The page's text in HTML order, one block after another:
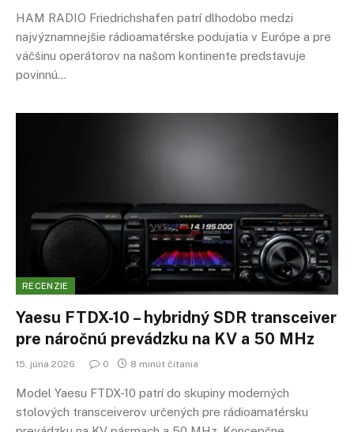
HAM RADIO Friedrichshafen patrí dlhodobo medzi
najvýznamnejšie rádioamatérske podujatia v Európe a pre
väčšinu operátorov na našom kontinente predstavuje
povinnú…
RECENZIE
Yaesu FTDX-10 – hybridný SDR transceiver
pre náročnú prevádzku na KV a 50 MHz
15. júna 2026 0 8 minút čítania
Model Yaesu FTDX-10 patrí do skupiny moderných
stolových transceiverov určených pre rádioamatérsku